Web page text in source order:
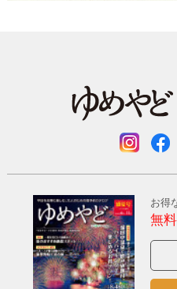
お得
無料